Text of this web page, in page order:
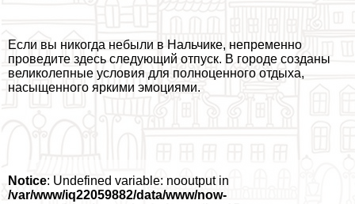
Если вы никогда небыли в Нальчике, непременно
проведите здесь следующий отпуск. В городе созданы
великолепные условия для полноценного отдыха,
насыщенного яркими эмоциями.
Notice: Undefined variable: nooutput in
/var/www/iq22059882/data/www/now-